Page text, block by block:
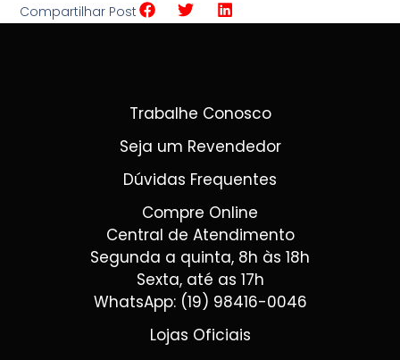
Compartilhar Post
Trabalhe Conosco
Seja um Revendedor
Dúvidas Frequentes
Compre Online
Central de Atendimento
Segunda a quinta, 8h às 18h
Sexta, até as 17h
WhatsApp: (19) 98416-0046
Lojas Oficiais